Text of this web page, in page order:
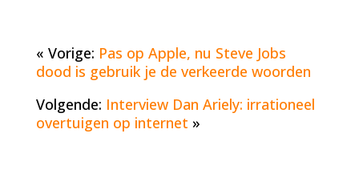
« Vorige: Pas op Apple, nu Steve Jobs
dood is gebruik je de verkeerde woorden
Volgende: Interview Dan Ariely: irrationeel
overtuigen op internet »